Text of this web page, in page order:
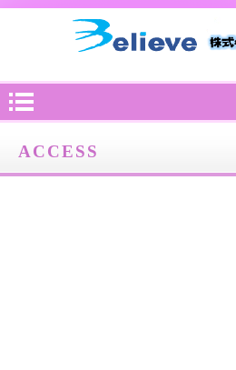
ACCESS